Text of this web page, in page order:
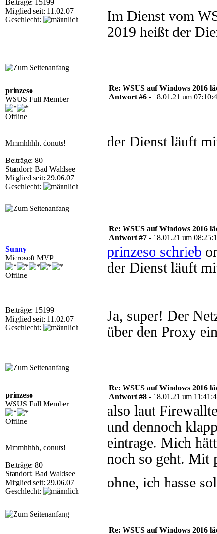
Beiträge: 15199
Mitglied seit: 11.02.07
Geschlecht:
Im Dienst vom
2019 heißt der
prinzeso
WSUS Full Member
Offline
Mmmhhhh, donuts!
Beiträge: 80
Standort: Bad Waldsee
Mitglied seit: 29.06.07
Geschlecht:
Re: WSUS auf Windows 2016
Antwort #6 - 18.01.21 um
der Dienst läuft
Sunny
Microsoft MVP
Offline
Beiträge: 15199
Mitglied seit: 11.02.07
Geschlecht:
Re: WSUS auf Windows 2016
Antwort #7 - 18.01.21 um
prinzeso schrieb
der Dienst läuft
Ja, super! Der
über den Proxy
prinzeso
WSUS Full Member
Offline
Mmmhhhh, donuts!
Beiträge: 80
Standort: Bad Waldsee
Mitglied seit: 29.06.07
Geschlecht:
Re: WSUS auf Windows 2016
Antwort #8 - 18.01.21 um
also laut
und dennoch
eintrage. Mich
noch so geht. Mit
ohne, ich hasse
Re: WSUS auf Windows 2016